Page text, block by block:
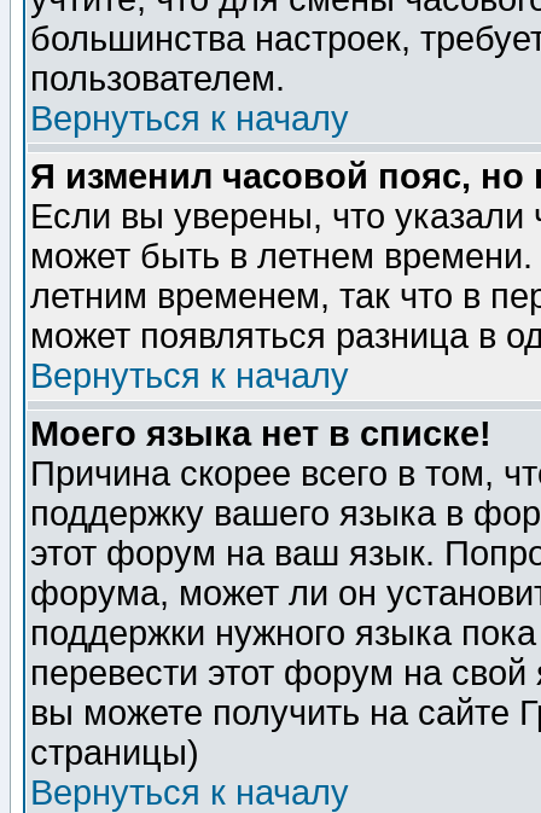
большинства настроек,
пользователем.
Вернуться к началу
Я изменил часовой пояс,
Если вы уверены, что указали
может быть в летнем
летним временем, так что в
может появляться разница в
Вернуться к началу
Моего языка нет в списке!
Причина скорее всего в том,
поддержку вашего языка в
этот форум на ваш язык.
форума, может ли он
поддержки нужного языка
перевести этот форум на
вы можете получить на сайте
страницы)
Вернуться к началу